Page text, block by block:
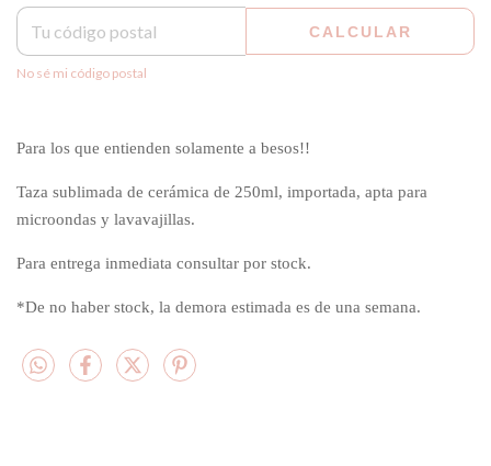
CALCULAR
No sé mi código postal
Para los que entienden solamente a besos!!
Taza sublimada de cerámica de 250ml, importada, apta para
microondas y lavavajillas.
Para entrega inmediata consultar por stock.
*De no haber stock, la demora estimada es de una semana.